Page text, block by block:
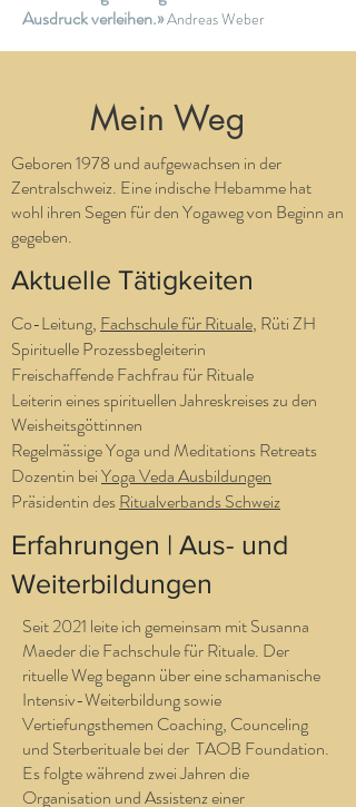
Ausdruck verleihen.»Andreas Weber
Mein Weg
Geboren 1978 und aufgewachsen in der
Zentralschweiz. Eine indische Hebamme hat
wohl ihren Segen für den Yogaweg von Beginn an
gegeben.
Aktuelle Tätigkeiten
Co-Leitung, Fachschule für Rituale, Rüti ZH
Spirituelle Prozessbegleiterin
Freischaffende Fachfrau für Rituale
Leiterin eines spirituellen Jahreskreises zu den
Weisheitsgöttinnen
Regelmässige Yoga und Meditations Retreats
Dozentin beiYoga Veda Ausbildungen
Präsidentin desRitualverbands Schweiz
Erfahrungen | Aus- und
Weiterbildungen
Seit 2021 leite ich gemeinsam mit Susanna
Maeder die Fachschule für Rituale. Der
rituelle Weg begann über eine schamanische
Intensiv-Weiterbildung sowie
Vertiefungsthemen Coaching, Counceling
und Sterberituale bei der TAOB Foundation.
Es folgte während zwei Jahren die
Organisation und Assistenz einer